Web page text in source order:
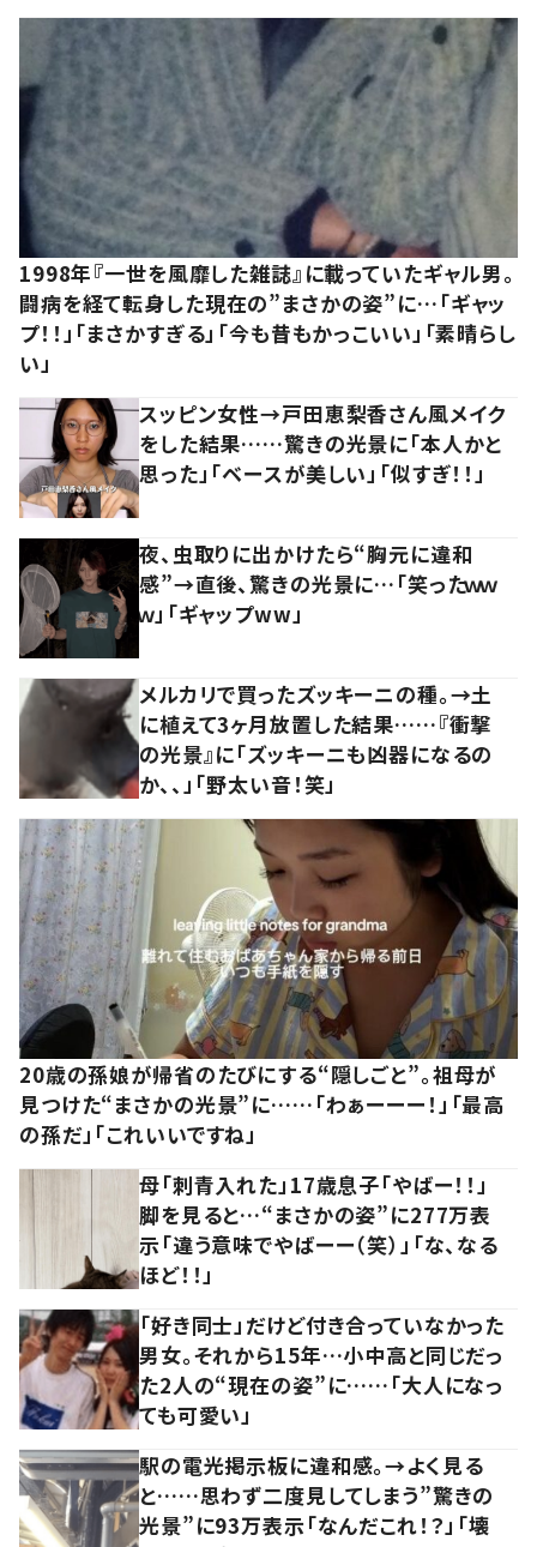
1998年『一世を風靡した雑誌』に載っていたギャル男。
闘病を経て転身した現在の”まさかの姿”に…「ギャッ
プ！！」「まさかすぎる」「今も昔もかっこいい」「素晴らし
い」
スッピン女性→戸田恵梨香さん風メイク
をした結果……驚きの光景に「本人かと
思った」「ベースが美しい」「似すぎ！！」
夜、虫取りに出かけたら“胸元に違和
感”→直後、驚きの光景に…「笑ったｗｗ
ｗ」「ギャップww」
メルカリで買ったズッキーニの種。→土
に植えて3ヶ月放置した結果……『衝撃
の光景』に「ズッキーニも凶器になるの
か、、」「野太い音！笑」
20歳の孫娘が帰省のたびにする“隠しごと”。祖母が
見つけた“まさかの光景”に……「わぁーーー！」「最高
の孫だ」「これいいですね」
母「刺青入れた」17歳息子「やばー！！」
脚を見ると…“まさかの姿”に277万表
示「違う意味でやばーー（笑）」「な、なる
ほど！！」
「好き同士」だけど付き合っていなかった
男女。それから15年…小中高と同じだっ
た2人の“現在の姿”に……「大人になっ
ても可愛い」
駅の電光掲示板に違和感。→よく見る
と……思わず二度見してしまう”驚きの
光景”に93万表示「なんだこれ！？」「壊